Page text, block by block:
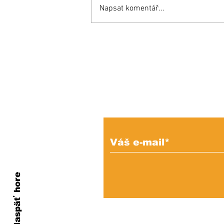
Napsat komentář...
Naspäť hore